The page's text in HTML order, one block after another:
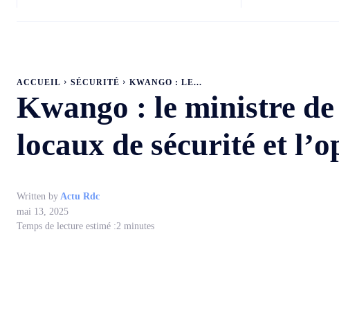
ACCUEIL SÉCURITÉ KWANGO : LE...
Kwango : le ministre
locaux de sécurité et
Written by Actu Rdc
mai 13, 2025
Temps de lecture estimé :2 minutes